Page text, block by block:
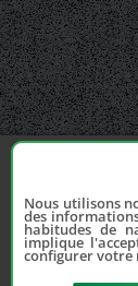
Nous utilisons
des
habitudes de
implique
configurer votre